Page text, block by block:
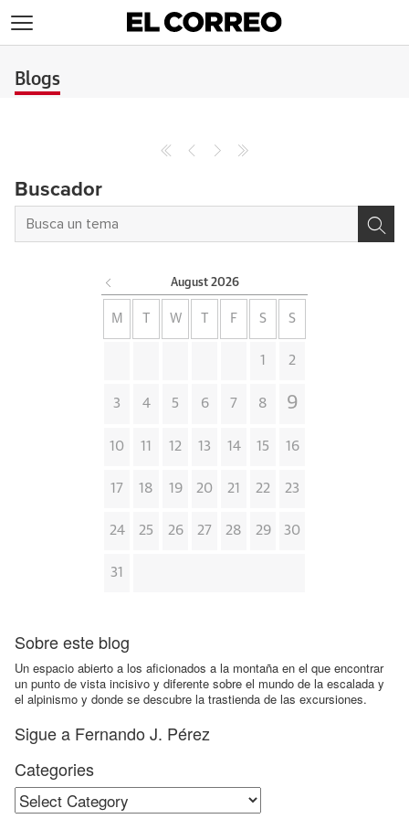
Blogs
Buscador
August 2026
M W F S S
1 2
3 4 5 6 7 8 9
10 11 12 13 14 15 16
17 18 19 20 21 22 23
24 25 26 27 28 29 30
31
Sobre este blog
Un espacio abierto a los aficionados a la montaña en el que encontrar
un punto de vista incisivo y diferente sobre el mundo de la escalada y
el alpinismo y donde se descubre la trastienda de las excursiones.
Sigue a Fernando J. Pérez
Categories
Categories